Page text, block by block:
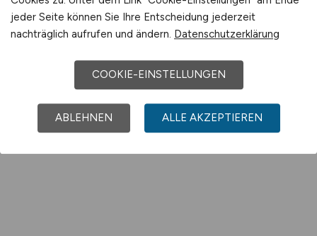
jeder Seite können Sie Ihre Entscheidung jederzeit
nachträglich aufrufen und ändern. Datenschutzerklärung
COOKIE-EINSTELLUNGEN
ABLEHNEN ALLE AKZEPTIEREN